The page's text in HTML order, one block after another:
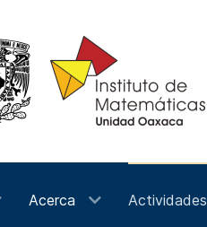
Acerca Actividades